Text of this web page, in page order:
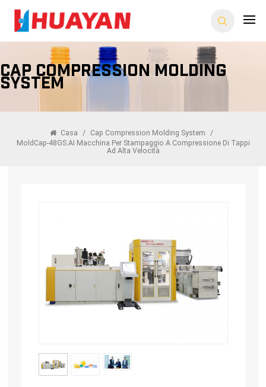
Cap Compression Molding
System
Casa / Cap Compression Molding System
/
MoldCap-48GS.AI Macchina Per Stampaggio A Compressione Di Tappi
Ad Alta Velocità